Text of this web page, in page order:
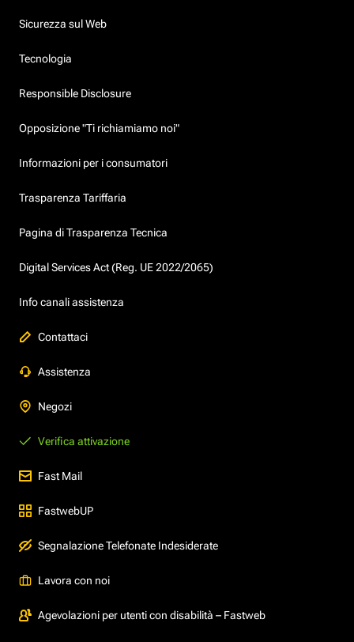
Sicurezza sul Web
Tecnologia
Responsible Disclosure
Opposizione "Ti richiamiamo noi"
Informazioni per i consumatori
Trasparenza Tariffaria
Pagina di Trasparenza Tecnica
Digital Services Act (Reg. UE 2022/2065)
Info canali assistenza
Contattaci
Assistenza
Negozi
Verifica attivazione
Fast Mail
FastwebUP
Segnalazione Telefonate Indesiderate
Lavora con noi
Agevolazioni per utenti con disabilità – Fastweb